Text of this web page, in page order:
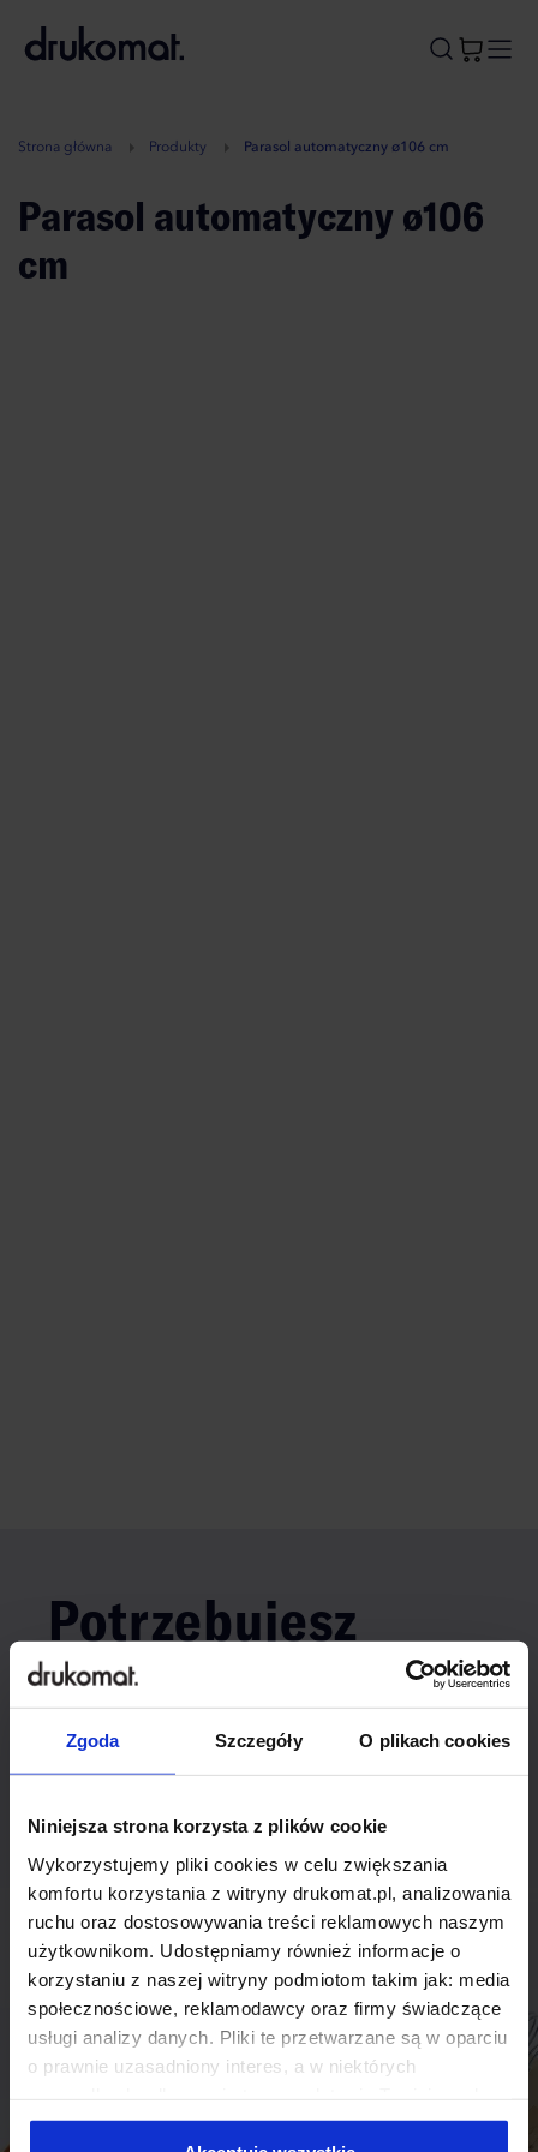
Zgoda Szczegóły O plikach cookies
Niniejsza strona korzysta z plików cookie
Wykorzystujemy pliki cookies w celu zwiększania
komfortu korzystania z witryny drukomat.pl, analizowania
ruchu oraz dostosowywania treści reklamowych naszym
użytkownikom. Udostępniamy również informacje o
korzystaniu z naszej witryny podmiotom takim jak: media
społecznościowe, reklamodawcy oraz firmy świadczące
usługi analizy danych. Pliki te przetwarzane są w oparciu
o prawnie uzasadniony interes, a w niektórych
Niektóre z plików cookies dostarczane i przetwarzane są
A
Strona główna Produkty Parasol automatyczny ø106 cm
Parasol automatyczny ø106
cm
Potrzebujesz
indywidualnego
rozwiązania?
produkt niestandardowy.
Skontaktuj się